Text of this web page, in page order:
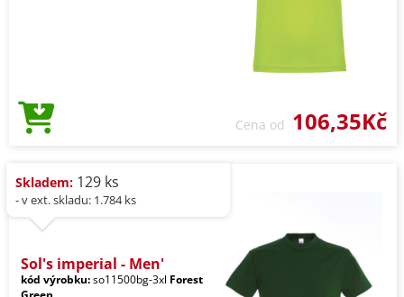
Cena od 106,35Kč
Skladem: 129 ks
- v ext. skladu: 1.784 ks
Sol's imperial - Men'
kód výrobku:so11500bg-3xl Forest